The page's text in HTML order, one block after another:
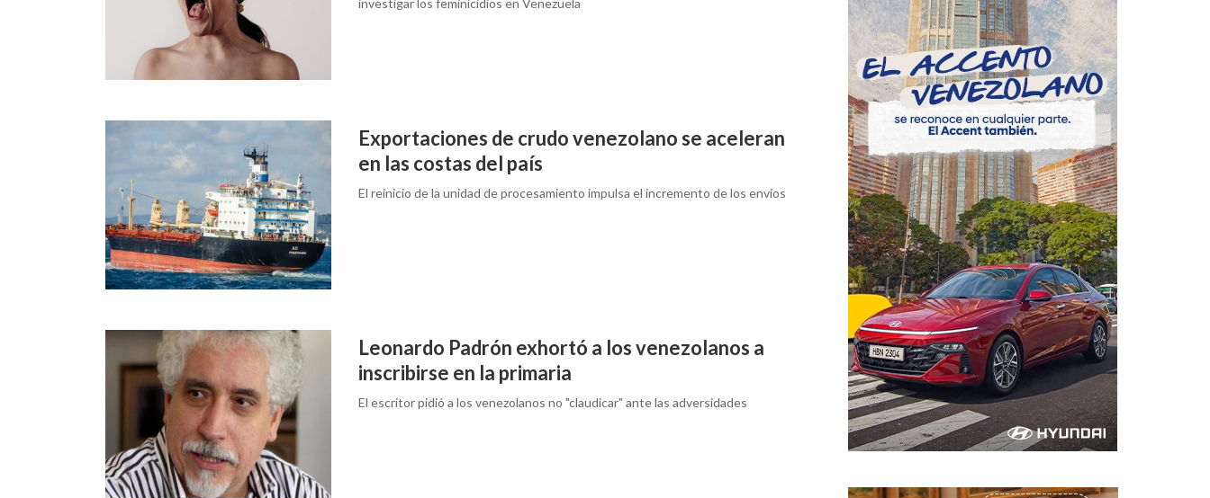
investigar los feminicidios en Venezuela
Exportaciones de crudo venezolano se aceleran
en las costas del país
El reinicio de la unidad de procesamiento impulsa el incremento de los envíos
Leonardo Padrón exhortó a los venezolanos a
inscribirse en la primaria
El escritor pidió a los venezolanos no "claudicar" ante las adversidades